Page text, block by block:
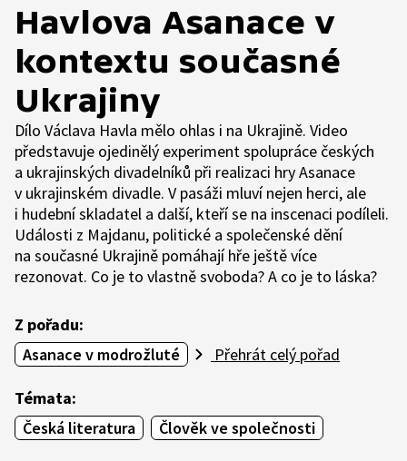
Havlova Asanace v
kontextu současné
Ukrajiny
Dílo Václava Havla mělo ohlas i na Ukrajině. Video
představuje ojedinělý experiment spolupráce českých
a ukrajinských divadelníků při realizaci hry Asanace
v ukrajinském divadle. V pasáži mluví nejen herci, ale
i hudební skladatel a další, kteří se na inscenaci podíleli.
Události z Majdanu, politické a společenské dění
na současné Ukrajině pomáhají hře ještě více
rezonovat. Co je to vlastně svoboda? A co je to láska?
Z pořadu:
Asanace v modrožluté
Přehrát celý pořad
Témata:
Česká literatura
Člověk ve společnosti